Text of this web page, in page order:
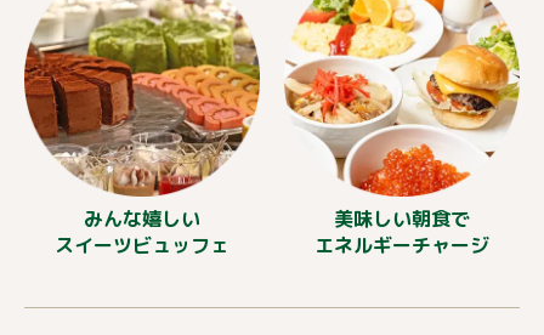
みんな嬉しい
スイーツビュッフェ
美味しい朝食で
エネルギーチャージ